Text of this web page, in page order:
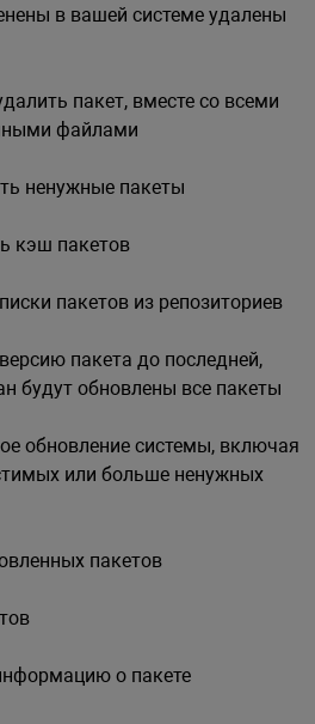
в вашей системе удалены
пакет, вместе со всеми
файлами
ненужные пакеты
кэш пакетов
пакетов из репозиториев
пакета до последней,
будут обновлены все пакеты
обновление системы, включая
или больше ненужных
пакетов
о пакете